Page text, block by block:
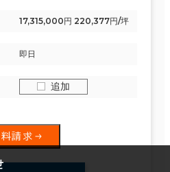
17,315,000円 220,377円/坪
即日
追加
請求